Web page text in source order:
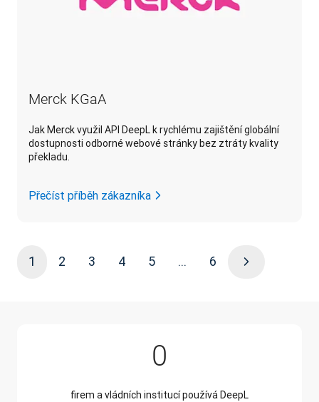
Merck KGaA
Jak Merck využil API DeepL k rychlému zajištění globální
dostupnosti odborné webové stránky bez ztráty kvality
překladu.
Přečíst příběh zákazníka
1 2 3 4 5 ... 6
0
firem a vládních institucí používá DeepL